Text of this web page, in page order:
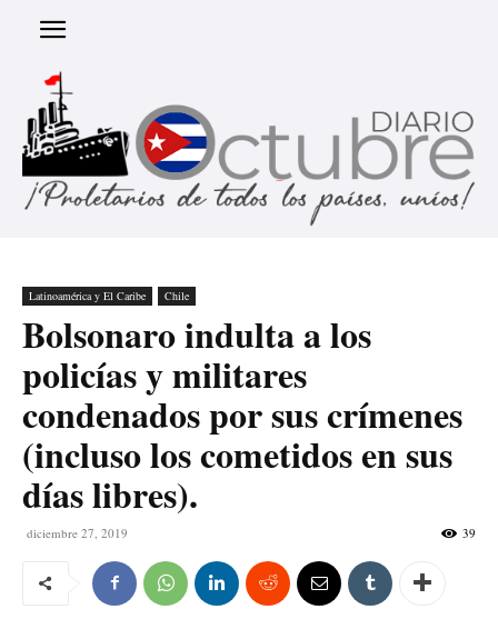
Latinoamérica y El Caribe Chile
Bolsonaro indulta a los
policías y militares
condenados por sus crímenes
(incluso los cometidos en sus
días libres).
diciembre 27, 2019 39